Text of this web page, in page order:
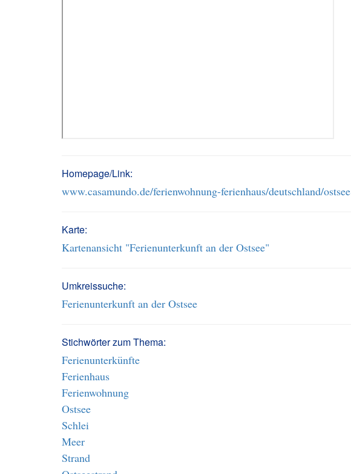
Homepage/Link:
www.casamundo.de/ferienwohnung-ferienhaus/deutschland/ostsee
Karte:
Kartenansicht "Ferienunterkunft an der Ostsee"
Umkreissuche:
Ferienunterkunft an der Ostsee
Stichwörter zum Thema:
Ferienunterkünfte
Ferienhaus
Ferienwohnung
Ostsee
Schlei
Meer
Strand